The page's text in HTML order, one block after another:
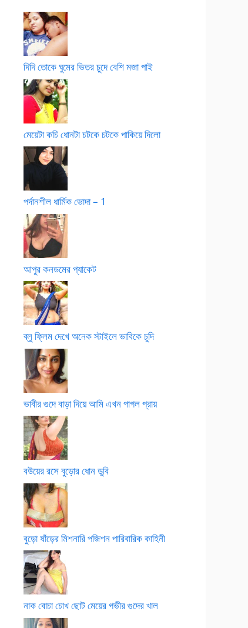
দিদি তোকে ঘুমের ভিতর চুদে বেশি মজা পাই
মেয়েটা কচি ধোনটা চটকে চটকে পাকিয়ে দিলো
পর্দানশীল ধার্মিক ভোদা – 1
আপুর কনডমের প্যাকেট
ব্লু ফ্লিম দেখে অনেক স্টাইলে ভাবিকে চুদি
ভাবীর গুদে বাড়া দিয়ে আমি এখন পাগল প্রায়
বউয়ের রসে বুড়োর ধোন ডুবি
বুড়ো ষাঁড়ের মিশনারি পজিশন পারিবারিক কাহিনী
নাক বোচা চোখ ছোট মেয়ের গভীর গুদের খাল